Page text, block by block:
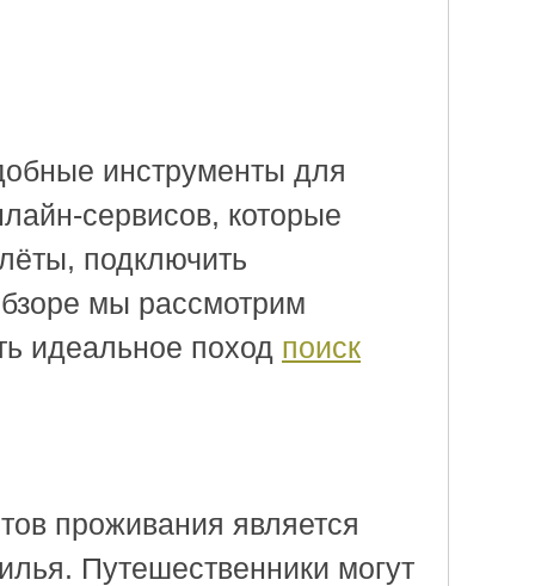
инструменты для
сервисов, которые
подключить
мы рассмотрим
идеальное поход поиск
проживания является
Путешественники могут